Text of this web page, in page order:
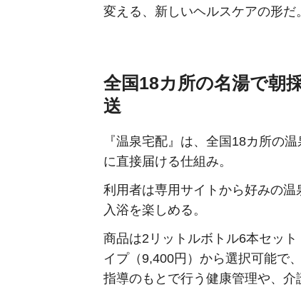
変える、新しいヘルスケアの形だ。
全国18カ所の名湯で朝
送
『温泉宅配』は、全国18カ所の
に直接届ける仕組み。
利用者は専用サイトから好みの
入浴を楽しめる。
商品は2リットルボトル6本セッ
イプ（9,400円）から選択可能で
指導のもとで行う健康管理や、介